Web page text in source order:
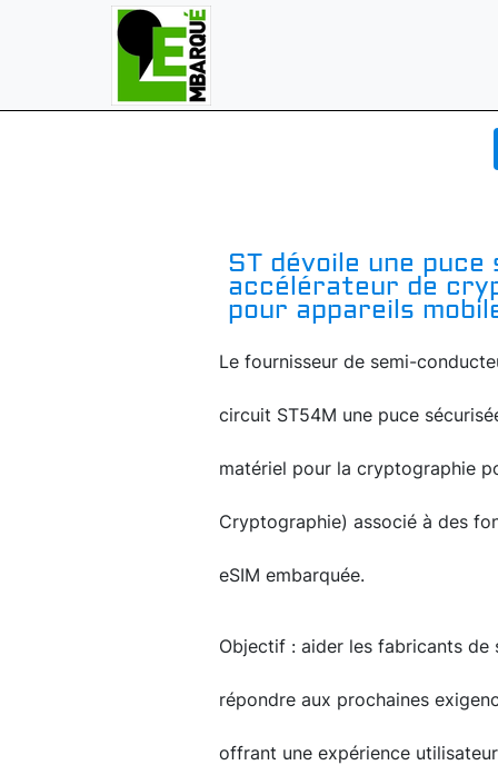
ST dévoile une
accélérateur de
pour appareils
Le fournisseur de semi-
circuit ST54M une puce
matériel pour la cryptographie
Cryptographie) associé à des
eSIM embarquée.
Objectif : aider les fabricants de
répondre aux prochaines
offrant une expérience